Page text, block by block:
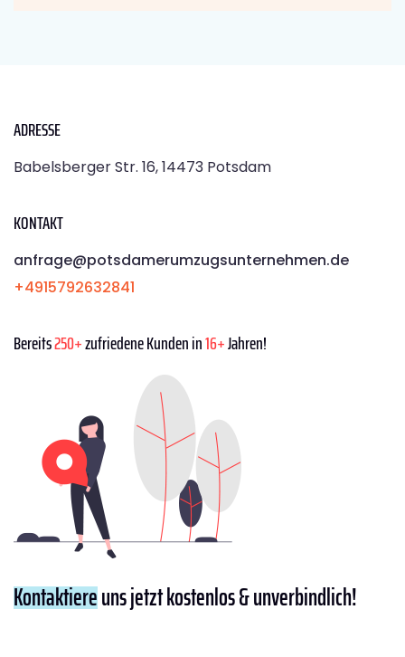
ADRESSE
Babelsberger Str. 16, 14473 Potsdam
KONTAKT
anfrage@potsdamerumzugsunternehmen.de
+4915792632841
Bereits250+zufriedene Kunden in16+Jahren!
Kontaktiereuns jetzt kostenlos & unverbindlich!